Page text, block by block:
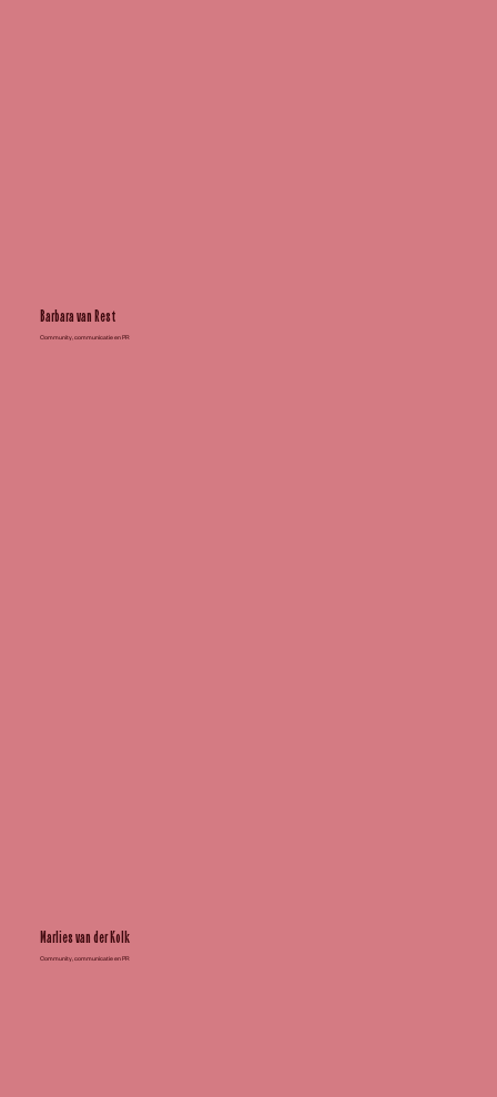
Barbara van Rest
Community, communicatie en PR
Marlies van der Kolk
Community, communicatie en PR